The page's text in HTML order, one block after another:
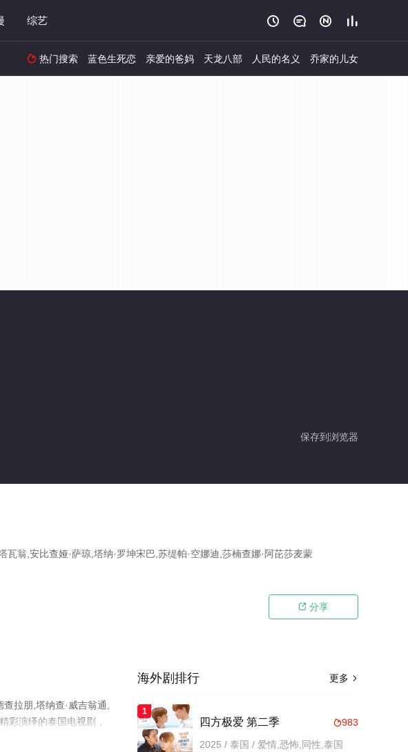
综艺    
 热门搜索 蓝色生死恋 亲爱的爸妈 天龙八部 人民的名义 乔家的儿女
保存到浏览器
翁,安比查娅·萨琼,塔纳·罗坤宋巴,苏缇帕·空娜迪,莎楠查娜·阿芘莎麦蒙
 分享
拉朋,塔纳查·威吉翁通,
彩演绎的泰国电视剧，
可移步至豆瓣电视
更多 
海外剧排行
1
983
四方极爱 第二季
2025 / 泰国 / 爱情,恐怖,同性,泰国